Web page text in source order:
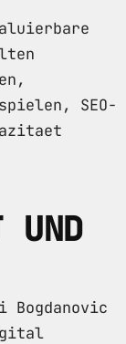
SEO-
UND
Bogdanovic